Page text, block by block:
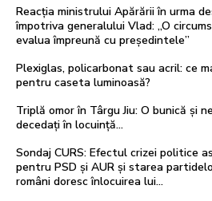
Reacția ministrului Apărării în urma
împotriva generalului Vlad: „O
evalua împreună cu președintele”
Plexiglas, policarbonat sau acril: ce
pentru caseta luminoasă?
Triplă omor în Târgu Jiu: O bunică și
decedați în locuință…
Sondaj CURS: Efectul crizei politice
pentru PSD și AUR și starea
români doresc înlocuirea lui...